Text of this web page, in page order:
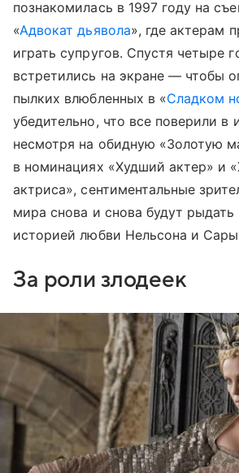
познакомилась в 1997 году на
«Адвокат дьявола», где актерам
играть супругов. Спустя четыре
встретились на экране — чтобы
пылких влюбленных в «Сладком
убедительно, что все поверили
несмотря на обидную «Золотую
в номинациях «Худший актер» и
актриса», сентиментальные
мира снова и снова будут рыдать
историей любви Нельсона и
За роли злодеек